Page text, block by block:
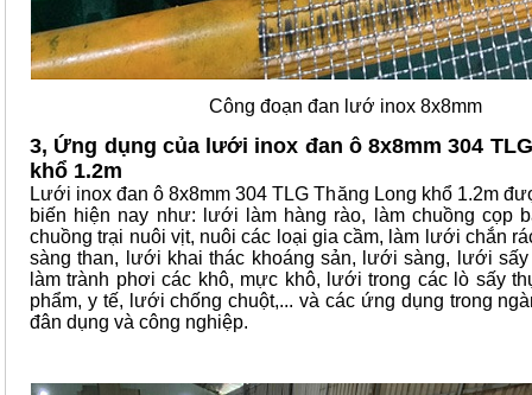
Công đoạn đan lướ inox 8x8mm
3, Ứng dụng của lưới inox đan ô 8x8mm 304
khổ 1.2m
Lưới inox đan ô 8x8mm 304 TLG Thăng Long khổ 1.2m
biến hiện nay như: lưới làm hàng rào, làm chuồng cọp
chuồng trại nuôi vịt, nuôi các loại gia cầm, làm lưới chắn
sàng than, lưới khai thác khoáng sản, lưới sàng, lưới
làm trành phơi các khô, mực khô, lưới trong các lò sấy
phẩm, y tế, lưới chống chuột,... và các ứng dụng trong
đân dụng và công nghiệp.